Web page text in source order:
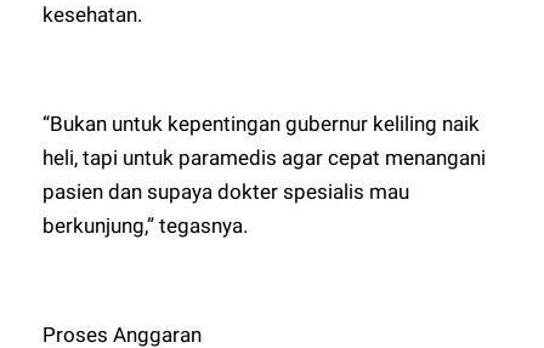
kesehatan.
“Bukan untuk kepentingan gubernur keliling naik
heli, tapi untuk paramedis agar cepat menangani
pasien dan supaya dokter spesialis mau
berkunjung,” tegasnya.
Proses Anggaran